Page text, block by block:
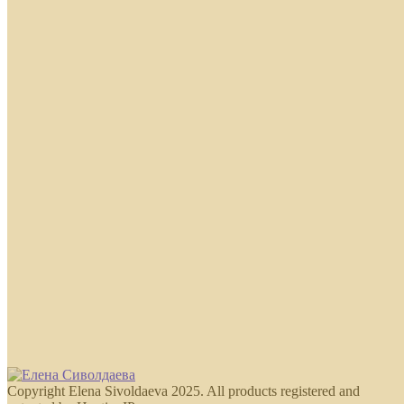
Copyright Elena Sivoldaeva 2025. All products registered and